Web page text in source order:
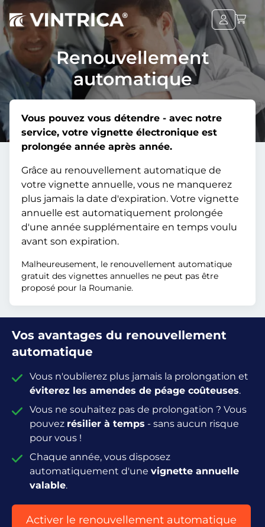
Renouvellement
automatique
Vous pouvez vous détendre - avec notre
service, votre vignette électronique est
prolongée année après année.
Grâce au renouvellement automatique de
votre vignette annuelle, vous ne manquerez
plus jamais la date d'expiration. Votre vignette
annuelle est automatiquement prolongée
d'une année supplémentaire en temps voulu
avant son expiration.
Malheureusement, le renouvellement automatique
gratuit des vignettes annuelles ne peut pas être
proposé pour la Roumanie.
Vos avantages du renouvellement
automatique
Vous n'oublierez plus jamais la prolongation et
éviterez les amendes de péage coûteuses.
Vous ne souhaitez pas de prolongation ? Vous
pouvez résilier à temps - sans aucun risque
pour vous !
Chaque année, vous disposez
automatiquement d'unevignette annuelle
valable.
Activer le renouvellement automatique